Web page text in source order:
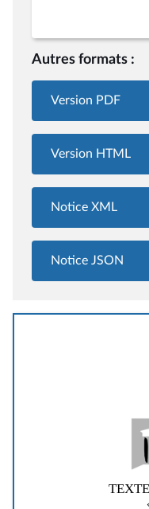
Autres formats :
Version PDF
Version HTML
Notice XML
Notice JSON